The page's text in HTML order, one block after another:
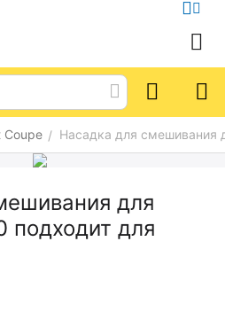
Coupe / Насадка для смешивания
для
подходит для